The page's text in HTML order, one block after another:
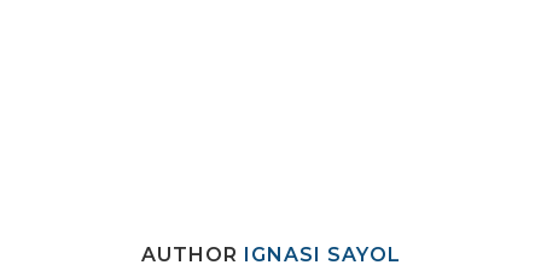
AUTHOR IGNASI SAYOL